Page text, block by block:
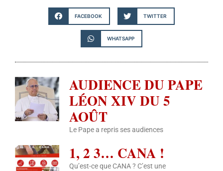
FACEBOOK TWITTER
WHATSAPP
AUDIENCE DU PAPE
LÉON XIV DU 5
AOÛT
Le Pape a repris ses audiences
1, 2 3… CANA !
Qu’est-ce que CANA ? C’est une